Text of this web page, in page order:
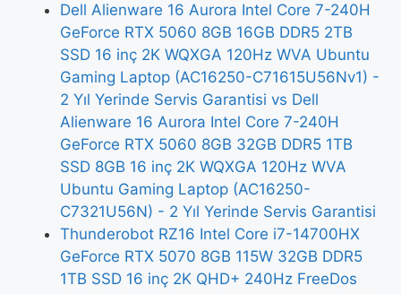
Dell Alienware 16 Aurora Intel Core 7-240H
GeForce RTX 5060 8GB 16GB DDR5 2TB
SSD 16 inç 2K WQXGA 120Hz WVA Ubuntu
Gaming Laptop (AC16250-C71615U56Nv1) -
2 Yıl Yerinde Servis Garantisi vs Dell
Alienware 16 Aurora Intel Core 7-240H
GeForce RTX 5060 8GB 32GB DDR5 1TB
SSD 8GB 16 inç 2K WQXGA 120Hz WVA
Ubuntu Gaming Laptop (AC16250-
C7321U56N) - 2 Yıl Yerinde Servis Garantisi
Thunderobot RZ16 Intel Core i7-14700HX
GeForce RTX 5070 8GB 115W 32GB DDR5
1TB SSD 16 inç 2K QHD+ 240Hz FreeDos